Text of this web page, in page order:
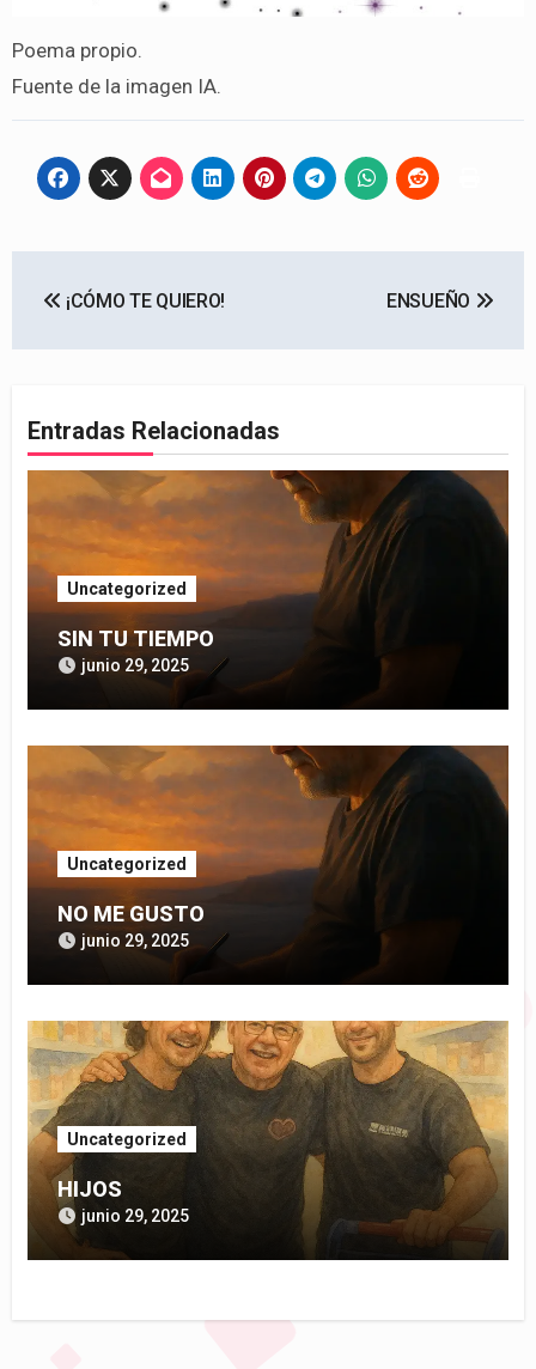
Poema propio.
Fuente de la imagen IA.
de
¡CÓMO TE QUIERO! ENSUEÑO
Entradas Relacionadas
Uncategorized
SIN TU TIEMPO
junio 29, 2025
Uncategorized
NO ME GUSTO
junio 29, 2025
Uncategorized
HIJOS
junio 29, 2025